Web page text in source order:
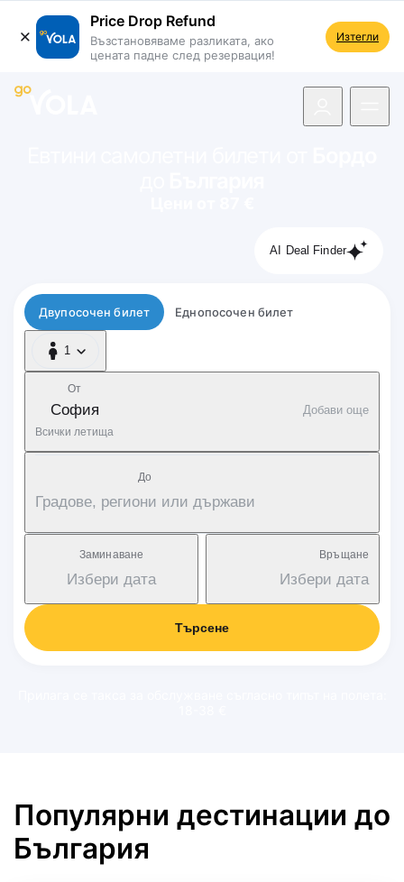
Price Drop Refund
Възстановяваме разликата, ако
цената падне след резервация!
Изтегли
AI Deal Finder
Тип полет
Двупосочен билет Еднопосочен билет
1
1 Пътник
От
София
Всички летища
Добави още
Дo
Градове, региони или държави
Заминаване
Избери дата
Връщане
Избери дата
Търсене
Популярни дестинации до
България